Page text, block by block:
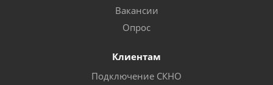
Вакансии
Опрос
Клиентам
Подключение СКНО